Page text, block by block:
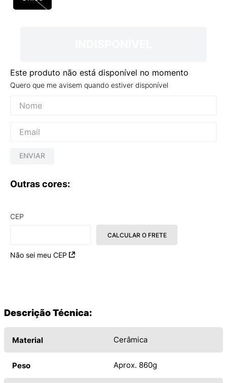
Este produto não está disponível no momento
Quero que me avisem quando estiver disponível
ENVIAR
Outras cores:
CEP
Não sei meu CEP
CALCULAR O FRETE
Descrição Técnica:
Material Cerâmica
Peso Aprox. 860g
VEJA COUNTRY